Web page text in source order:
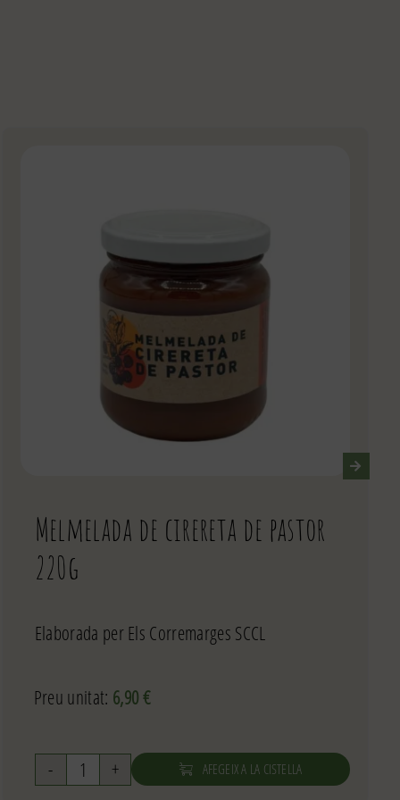
Melmelada de cirereta de pastor
220g
Elaborada per Els Corremarges SCCL
Preu unitat: 6,90€
quantitat
AFEGEIX A LA CISTELLA